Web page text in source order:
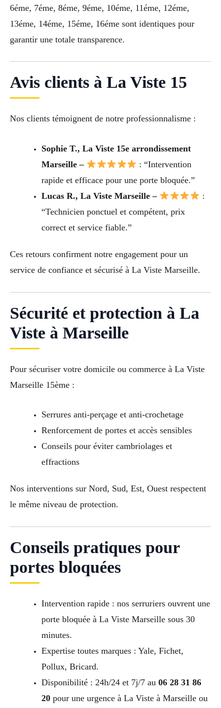
6éme, 7éme, 8éme, 9éme, 10éme, 11éme, 12éme,
13éme, 14éme, 15éme, 16éme sont identiques pour
garantir une totale transparence.
Avis clients à La Viste 15
Nos clients témoignent de notre professionnalisme :
Sophie T., La Viste 15e arrondissement
Marseille –
: “Intervention
rapide et efficace pour une porte bloquée.”
Lucas R., La Viste Marseille –
:
“Technicien ponctuel et compétent, prix
correct et service fiable.”
Ces retours confirment notre engagement pour un
service de confiance et sécurisé à La Viste Marseille.
Sécurité et protection à La
Viste à Marseille
Pour sécuriser votre domicile ou commerce à La Viste
Marseille 15ème :
Serrures anti-perçage et anti-crochetage
Renforcement de portes et accès sensibles
Conseils pour éviter cambriolages et
effractions
Nos interventions sur Nord, Sud, Est, Ouest respectent
le même niveau de protection.
Conseils pratiques pour
portes bloquées
Intervention rapide : nos serruriers ouvrent une
porte bloquée à La Viste Marseille sous 30
minutes.
Expertise toutes marques : Yale, Fichet,
Pollux, Bricard.
Disponibilité : 24h/24 et 7j/7 au 06 28 31 86
20pour une urgence à La Viste à Marseille ou